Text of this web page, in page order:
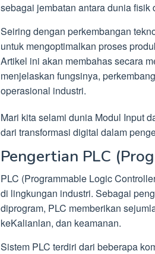
sebagai jembatan antara dunia fisik
Seiring dengan perkembangan
untuk mengoptimalkan proses
Artikel ini akan membahas secara
menjelaskan fungsinya,
operasional industri.
Mari kita selami dunia Modul Input
dari transformasi digital dalam
Pengertian PLC
PLC (Programmable Logic
di lingkungan industri. Sebagai
diprogram, PLC memberikan
keKalianlan, dan keamanan.
Sistem PLC terdiri dari beberapa